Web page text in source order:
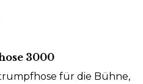
3000
für die Bühne,